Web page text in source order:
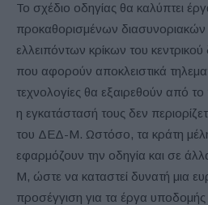
Το σχέδιο οδηγίας θα καλύπτει
προκαθορισμένων
ελλειπόντων κρίκων του
που αφορούν αποκλειστικά
τεχνολογίες θα εξαιρεθούν από
η εγκατάστασή τους δεν
του ΔΕΔ-Μ. Ωστόσο, τα κράτη μέλη
εφαρμόζουν την οδηγία και σε
Μ, ώστε να καταστεί δυνατή μια
προσέγγιση για τα έργα